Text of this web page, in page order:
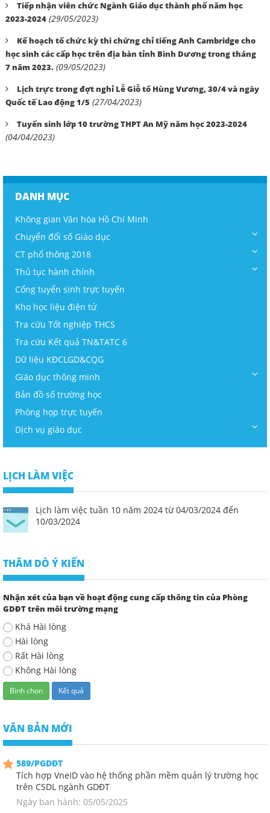
Tiếp nhận viên chức Ngành Giáo dục thành phố năm học
2023-2024 (29/05/2023)
Kế hoạch tổ chức kỳ thi chứng chỉ tiếng Anh Cambridge cho
học sinh các cấp học trên địa bàn tỉnh Bình Dương trong tháng
7 năm 2023. (09/05/2023)
Lịch trực trong đợt nghỉ Lễ Giỗ tổ Hùng Vương, 30/4 và ngày
Quốc tế Lao động 1/5 (27/04/2023)
Tuyển sinh lớp 10 trường THPT An Mỹ năm học 2023-2024
(04/04/2023)
DANH MỤC
Không gian Văn hóa Hồ Chí Minh
Chuyển đổi số Giáo dục
CT phổ thông 2018
Thủ tục hành chính
Cổng tuyển sinh trực tuyến
Kho học liệu điện tử
Tra cứu Tốt nghiệp THCS
Tra cứu Kết quả TN&TATC 6
Dữ liệu KĐCLGD&CQG
Giáo dục thông minh
Bản đồ số trường học
Phòng họp trực tuyến
Dịch vụ giáo dục
LỊCH LÀM VIỆC
Lịch làm việc tuần 10 năm 2024 từ 04/03/2024 đến
10/03/2024
THĂM DÒ Ý KIẾN
Nhận xét của bạn về hoạt động cung cấp thông tin của Phòng
GDĐT trên môi trường mạng
Khá Hài lòng
Hài lòng
Rất Hài lòng
Không Hài lòng
VĂN BẢN MỚI
589/PGDĐT
Tích hợp VneID vào hệ thống phần mềm quản lý trường học
trên CSDL ngành GDĐT
Ngày ban hành: 05/05/2025